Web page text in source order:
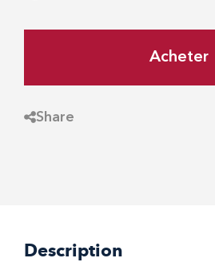
Acheter
Share
Description